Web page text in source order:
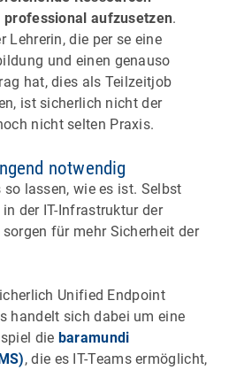
aufzusetzen.
Lehrerin, die per se eine
und einen genauso
hat, dies als Teilzeitjob
ist sicherlich nicht der
nicht selten Praxis.
notwendig
lassen, wie es ist. Selbst
der IT-Infrastruktur der
für mehr Sicherheit der
Unified Endpoint
handelt sich dabei um eine
die baramundi
, die es IT-Teams ermöglicht,